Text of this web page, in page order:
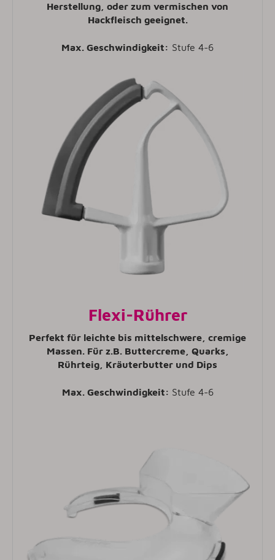
Herstellung, oder zum vermischen von
Hackfleisch geeignet.
Max. Geschwindigkeit: Stufe 4-6
Flexi-Rührer
Perfekt für leichte bis mittelschwere, cremige
Massen. Für z.B. Buttercreme, Quarks,
Rührteig, Kräuterbutter und Dips
Max. Geschwindigkeit: Stufe 4-6